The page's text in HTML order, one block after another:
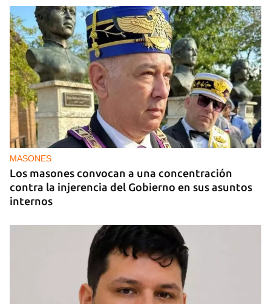
PODCAST
"Como lo sentí" del 10 de julio de 2026
MASONES
Los masones convocan a una concentración
contra la injerencia del Gobierno en sus asuntos
internos